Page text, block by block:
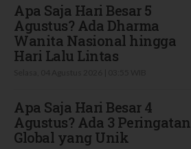
Apa Saja Hari Besar 5
Agustus? Ada Dharma
Wanita Nasional hingga
Hari Lalu Lintas
Apa Saja Hari Besar 4
Agustus? Ada 3 Peringatan
Global yang Unik